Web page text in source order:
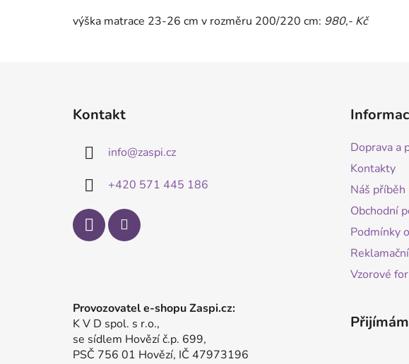
výška matrace 23-26 cm v rozměru 200/220 cm: 980,- Kč
Kontakt
info@zaspi.cz
+420 571 445 186
Doprava a
Kontakty
Náš příběh
Obchodní
Podmínky
Vzorové
Provozovatel e-shopu Zaspi.cz:
K V D spol. s r.o.,
se sídlem Hovězí č.p. 699,
PSČ 756 01 Hovězí, IČ 47973196